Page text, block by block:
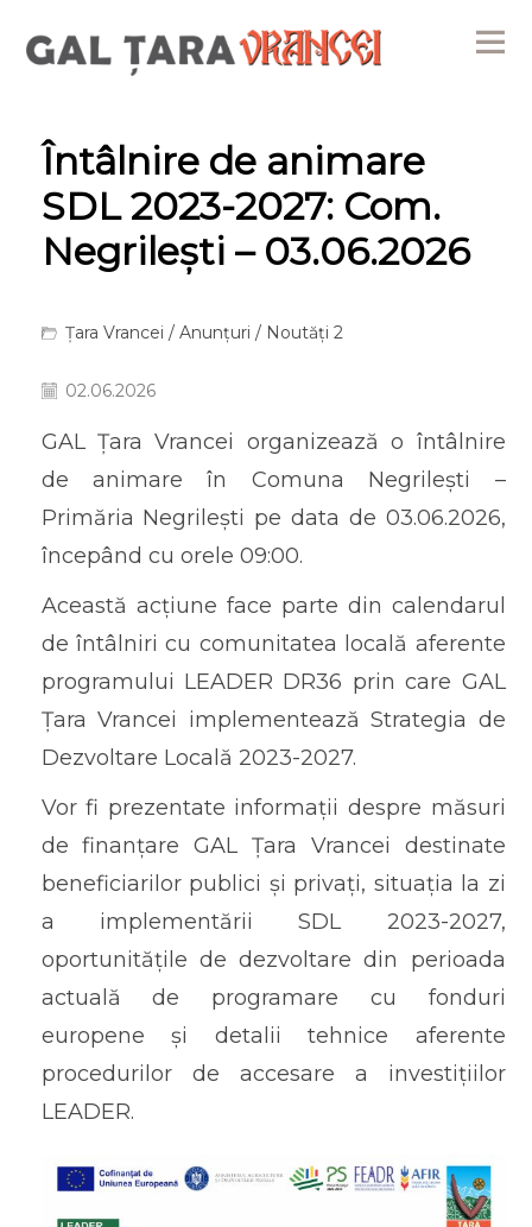
Întâlnire de animare
SDL 2023-2027: Com.
Negrilești – 03.06.2026
Țara Vrancei / Anunțuri / Noutăți 2
02.06.2026
GAL Țara Vrancei organizează o întâlnire
de animare în Comuna Negrilești –
Primăria Negrilești pe data de 03.06.2026,
începând cu orele 09:00.
Această acțiune face parte din calendarul
de întâlniri cu comunitatea locală aferente
programului LEADER DR36 prin care GAL
Țara Vrancei implementează Strategia de
Dezvoltare Locală 2023-2027.
Vor fi prezentate informații despre măsuri
de finanțare GAL Țara Vrancei destinate
beneficiarilor publici și privați, situația la zi
a implementării SDL 2023-2027,
oportunitățile de dezvoltare din perioada
actuală de programare cu fonduri
europene și detalii tehnice aferente
procedurilor de accesare a investițiilor
LEADER.